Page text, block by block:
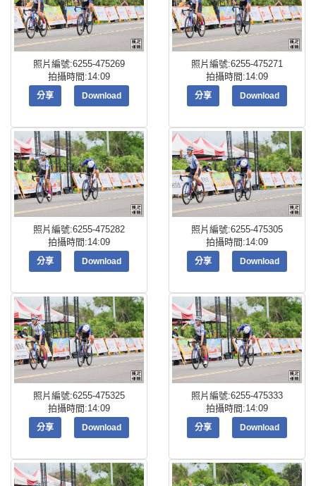
照片編號:6255-475269
拍攝時間:14:09
分享 Download
照片編號:6255-475271
拍攝時間:14:09
分享 Download
照片編號:6255-475282
拍攝時間:14:09
分享 Download
照片編號:6255-475305
拍攝時間:14:09
分享 Download
照片編號:6255-475325
拍攝時間:14:09
分享 Download
照片編號:6255-475333
拍攝時間:14:09
分享 Download